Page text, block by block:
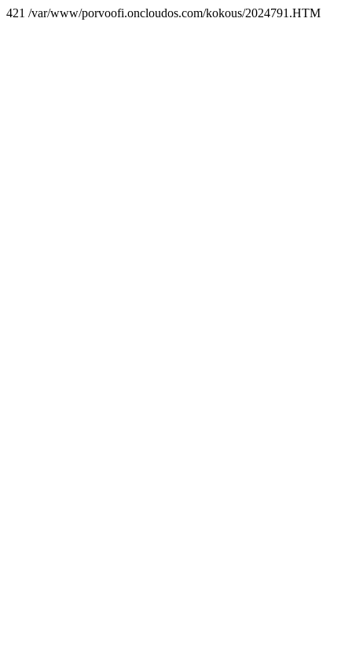
421 /var/www/porvoofi.oncloudos.com/kokous/2024791.HTM